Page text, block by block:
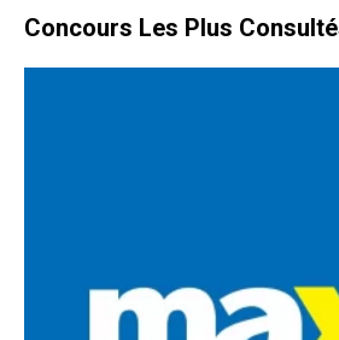
Concours Les Plus